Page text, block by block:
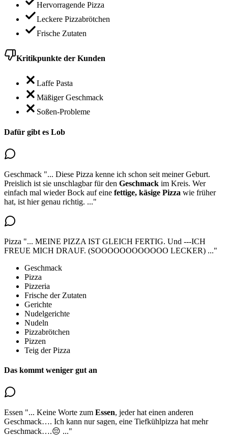
Hervorragende Pizza
Leckere Pizzabrötchen
Frische Zutaten
Kritikpunkte der Kunden
Laffe Pasta
Mäßiger Geschmack
Soßen-Probleme
Dafür gibt es Lob
Geschmack "... Diese Pizza kenne ich schon seit meiner Geburt.
Preislich ist sie unschlagbar für den Geschmack im Kreis. Wer
einfach mal wieder Bock auf eine fettige, käsige Pizza wie früher
hat, ist hier genau richtig. ..."
Pizza "... MEINE PIZZA IST GLEICH FERTIG. Und ---ICH
FREUE MICH DRAUF. (SOOOOOOOOOOOO LECKER) ..."
Geschmack
Pizza
Pizzeria
Frische der Zutaten
Gerichte
Nudelgerichte
Nudeln
Pizzabrötchen
Pizzen
Teig der Pizza
Das kommt weniger gut an
Essen "... Keine Worte zum Essen, jeder hat einen anderen
Geschmack…. Ich kann nur sagen, eine Tiefkühlpizza hat mehr
Geschmack….😔 ..."